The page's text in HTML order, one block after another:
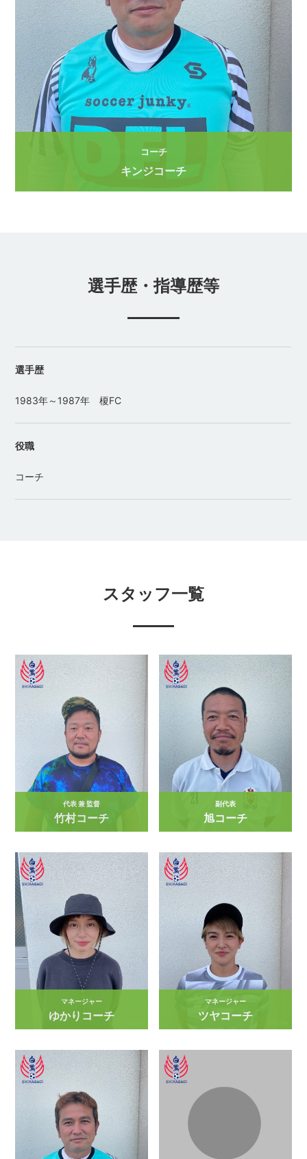
コーチ
キンジコーチ
選手歴・指導歴等
選手歴
1983年～1987年 榎FC
役職
コーチ
スタッフ一覧
代表 兼 監督
竹村コーチ
副代表
旭コーチ
マネージャー
ゆかりコーチ
マネージャー
ツヤコーチ